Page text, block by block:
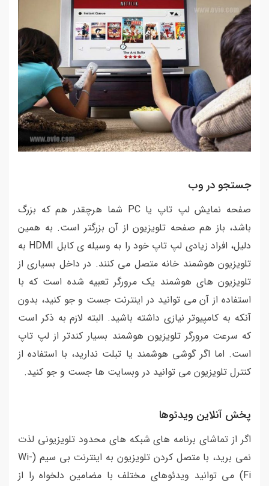
جستجو در وب
صفحه نمایش لپ تاپ یا PC شما هرچقدر هم که بزرگ
باشد، باز هم صفحه تلویزیون از آن بزرگتر است. به همین
دلیل، افراد زیادی لپ تاپ خود را به وسیله ی کابل HDMI به
تلویزیون هوشمند خانه متصل می کنند. در داخل بسیاری از
تلویزیون های هوشمند یک مرورگر تعبیه شده است که با
استفاده از آن می توانید در اینترنت جست و جو کنید، بدون
آنکه به کامپیوتر نیازی داشته باشید. البته لازم به ذکر است
که سرعت مرورگر تلویزیون هوشمند بسیار کندتر از لپ تاپ
است. اما اگر گوشی هوشمند یا تبلت ندارید، با استفاده از
کنترل تلویزیون می توانید در وبسایت ها جست و جو کنید.
پخش آنلاین ویدئوها
اگر از تماشای برنامه های شبکه های محدود تلویزیونی لذت
نمی برید، با متصل کردن تلویزیون به اینترنت بی سیم (Wi-
Fi) می توانید ویدئوهای مختلف با مضامین دلخواه را از